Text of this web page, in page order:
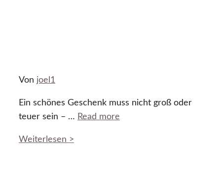
Von joel1
Ein schönes Geschenk muss nicht groß oder
teuer sein – … Read more
Weiterlesen >